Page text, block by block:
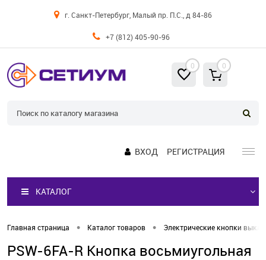
г. Санкт-Петербург, Малый пр. П.С., д 84-86
+7 (812) 405-90-96
0 0
ВХОД РЕГИСТРАЦИЯ
КАТАЛОГ
Главная страница • Каталог товаров • Электрические кнопки
PSW-6FA-R Кнопка восьмиугольная